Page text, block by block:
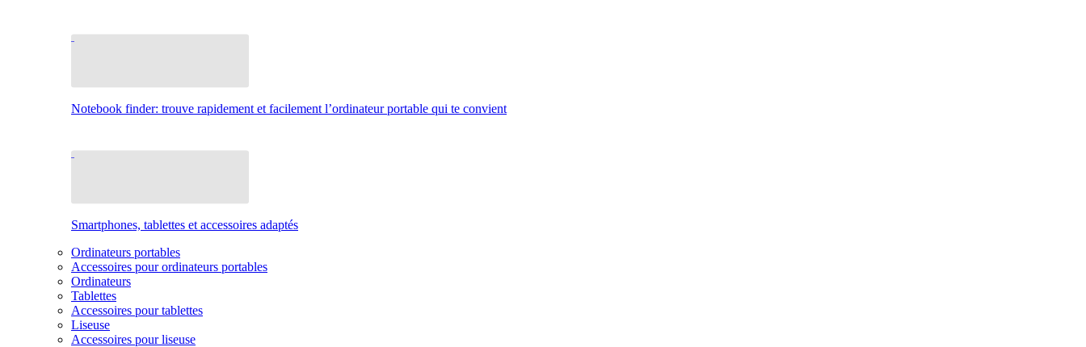
Notebook finder: trouve rapidement et facilement l’ordinateur portable qui te convient
Smartphones, tablettes et accessoires adaptés
Ordinateurs portables
Accessoires pour ordinateurs portables
Ordinateurs
Tablettes
Accessoires pour tablettes
Liseuse
Accessoires pour liseuse